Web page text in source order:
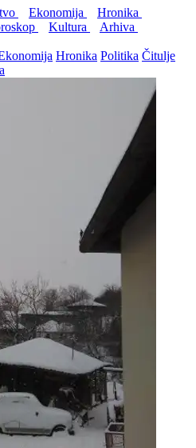
Ekonomija
Hronika
Kultura
Arhiva
Hronika Politika Čitulje